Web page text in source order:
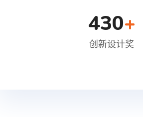
430+
创新设计奖